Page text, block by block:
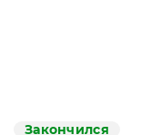
Закончился